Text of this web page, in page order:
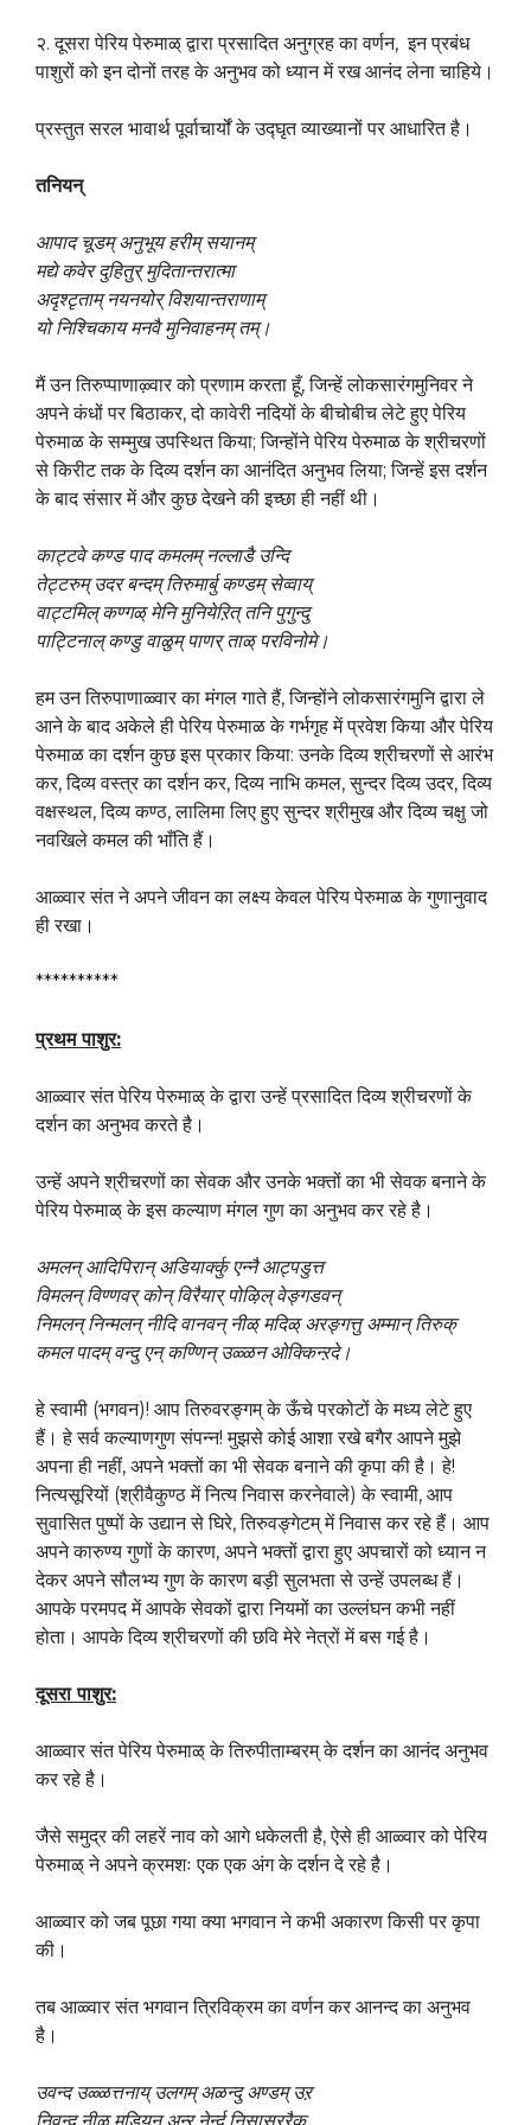
२. दूसरा पेरिय पेरुमाळ् द्वारा प्रसादित अनुग्रह का वर्णन, इन प्रबंध
पाशुरों को इन दोनों तरह के अनुभव को ध्यान में रख आनंद लेना चाहिये।
प्रस्तुत सरल भावार्थ पूर्वाचार्यों के उद्घृत व्याख्यानों पर आधारित है।
तनियन्
आपाद चूडम् अनुभूय हरीम् सयानम्
मद्ये कवेर दुहितुर् मुदितान्तरात्मा
अदृश्टृताम् नयनयोर् विशयान्तराणाम्
यो निश्चिकाय मनवै मुनिवाहनम् तम्।
मैं उन तिरुप्पाणाऴ्वार को प्रणाम करता हूँ, जिन्हें लोकसारंगमुनिवर ने
अपने कंधों पर बिठाकर, दो कावेरी नदियों के बीचोबीच लेटे हुए पेरिय
पेरुमाळ के सम्मुख उपस्थित किया; जिन्होंने पेरिय पेरुमाळ के श्रीचरणों
से किरीट तक के दिव्य दर्शन का आनंदित अनुभव लिया; जिन्हें इस दर्शन
के बाद संसार में और कुछ देखने की इच्छा ही नहीं थी।
काट्टवे कण्ड पाद कमलम् नल्लाडै उन्दि
तेट्टरुम् उदर बन्दम् तिरुमार्बु कण्डम् सेव्वाय्
वाट्टमिल् कण्गळ् मेनि मुनियेऱित् तनि पुगुन्दु
पाट्टिनाल् कण्डु वाळुम् पाणर् ताळ् परविनोमे।
हम उन तिरुपाणाळ्वार का मंगल गाते हैं, जिन्होंने लोकसारंगमुनि द्वारा ले
आने के बाद अकेले ही पेरिय पेरुमाळ के गर्भगृह में प्रवेश किया और पेरिय
पेरुमाळ का दर्शन कुछ इस प्रकार किया: उनके दिव्य श्रीचरणों से आरंभ
कर, दिव्य वस्त्र का दर्शन कर, दिव्य नाभि कमल, सुन्दर दिव्य उदर, दिव्य
वक्षस्थल, दिव्य कण्ठ, लालिमा लिए हुए सुन्दर श्रीमुख और दिव्य चक्षु जो
नवखिले कमल की भाँति हैं।
आळ्वार संत ने अपने जीवन का लक्ष्य केवल पेरिय पेरुमाळ के गुणानुवाद
ही रखा।
**********
प्रथम पाशुर:
आळ्वार संत पेरिय पेरुमाळ् के द्वारा उन्हें प्रसादित दिव्य श्रीचरणों के
दर्शन का अनुभव करते है।
उन्हें अपने श्रीचरणों का सेवक और उनके भक्तों का भी सेवक बनाने के
पेरिय पेरुमाळ् के इस कल्याण मंगल गुण का अनुभव कर रहे है।
अमलन् आदिपिरान् अडियार्क्कु एन्नै आट्पडुत्त
विमलन् विण्णवर् कोन् विरैयार् पोऴिल् वेङ्गडवन्
निमलन् निन्मलन् नीदि वानवन् नीळ् मदिळ् अरङ्गत्तु अम्मान् तिरुक्
कमल पादम् वन्दु एन् कण्णिन् उळ्ळन ओक्किन्ऱदे।
हे स्वामी (भगवन)! आप तिरुवरङ्गम् के ऊँचे परकोटों के मध्य लेटे हुए
हैं। हे सर्व कल्याणगुण संपन्न! मुझसे कोई आशा रखे बगैर आपने मुझे
अपना ही नहीं, अपने भक्तों का भी सेवक बनाने की कृपा की है। हे!
नित्यसूरियों (श्रीवैकुण्ठ में नित्य निवास करनेवाले) के स्वामी, आप
सुवासित पुष्पों के उद्यान से घिरे, तिरुवङ्गेटम् में निवास कर रहे हैं। आप
अपने कारुण्य गुणों के कारण, अपने भक्तों द्वारा हुए अपचारों को ध्यान न
देकर अपने सौलभ्य गुण के कारण बड़ी सुलभता से उन्हें उपलब्ध हैं।
आपके परमपद में आपके सेवकों द्वारा नियमों का उल्लंघन कभी नहीं
होता। आपके दिव्य श्रीचरणों की छवि मेरे नेत्रों में बस ग‌ई है।
दूसरा पाशुर:
आळ्वार संत पेरिय पेरुमाळ् के तिरुपीताम्बरम् के दर्शन का आनंद अनुभव
कर रहे है।
जैसे समुद्र की लहरें नाव को आगे धकेलती है, ऐसे ही आळ्वार को पेरिय
पेरुमाळ् ने अपने क्रमशः एक एक अंग के दर्शन दे रहे है।
आळ्वार को जब पूछा गया क्या भगवान ने कभी अकारण किसी पर कृपा
की।
तब आळ्वार संत भगवान त्रिविक्रम का वर्णन कर आनन्द का अनुभव
है।
उवन्द उळ्ळत्तनाय् उलगम् अळन्दु अण्डम् उऱ